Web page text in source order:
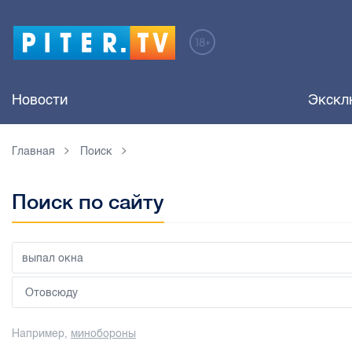
Новости
Главная Поиск
Поиск по сайту
Например, минобороны